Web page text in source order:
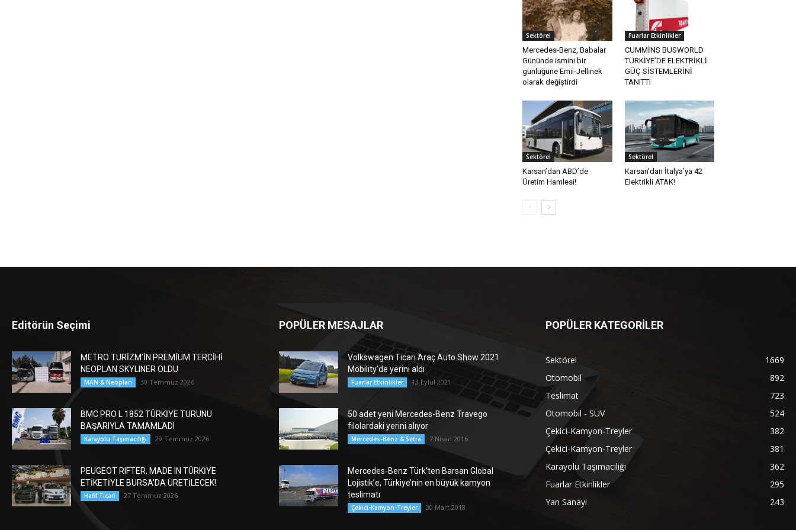
Sektörel
Mercedes-Benz, Babalar
Gününde ismini bir
günlüğüne Emil-Jellinek
olarak değiştirdi
Fuarlar Etkinlikler
CUMMİNS BUSWORLD
TÜRKİYE’DE ELEKTRİKLİ
GÜÇ SİSTEMLERİNİ
TANITTI
Sektörel
Karsan’dan ABD’de
Üretim Hamlesi!
Sektörel
Karsan’dan İtalya’ya 42
Elektrikli ATAK!
Editörün Seçimi
METRO TURİZM’İN PREMİUM TERCİHİ
NEOPLAN SKYLINER OLDU
MAN & Neoplan 30 Temmuz 2026
BMC PRO L 1852 TÜRKİYE TURUNU
BAŞARIYLA TAMAMLADI
Karayolu Taşımacılığı 29 Temmuz 2026
PEUGEOT RIFTER, MADE IN TÜRKİYE
ETİKETİYLE BURSA’DA ÜRETİLECEK!
Hafif Ticari 27 Temmuz 2026
POPÜLER MESAJLAR
Volkswagen Ticari Araç Auto Show 2021
Mobility’de yerini aldı
Fuarlar Etkinlikler 13 Eylül 2021
50 adet yeni Mercedes-Benz Travego
filolardaki yerini alıyor
Mercedes-Benz & Setra 7 Nisan 2016
Mercedes-Benz Türk’ten Barsan Global
Lojistik’e, Türkiye’nin en büyük kamyon
teslimatı
Çekici-Kamyon-Treyler 30 Mart 2018
POPÜLER KATEGORİLER
Sektörel
1669
Otomobil
892
Teslimat
723
Otomobil - SUV
524
Çekici-Kamyon-Treyler
382
Çekici-Kamyon-Treyler
381
Karayolu Taşımacılığı
362
Fuarlar Etkinlikler
295
Yan Sanayi
243